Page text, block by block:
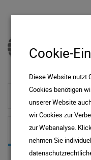
Support
Cookie-
Diese Website nutzt
Cookies benötigen
unserer Website
wir Cookies zur
zur Webanalyse.
nehmen Sie